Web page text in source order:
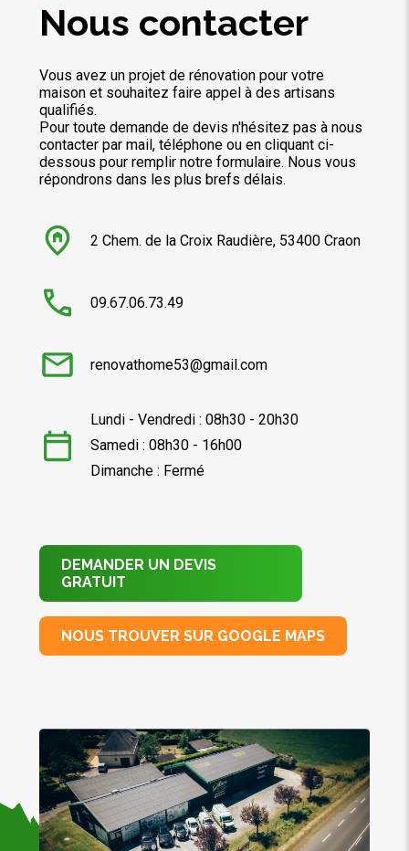
Nous contacter
Vous avez un projet de rénovation pour votre
maison et souhaitez faire appel à des artisans
qualifiés.
Pour toute demande de devis n'hésitez pas à nous
contacter par mail, téléphone ou en cliquant ci-
dessous pour remplir notre formulaire. Nous vous
répondrons dans les plus brefs délais.
2 Chem. de la Croix Raudière, 53400 Craon
09.67.06.73.49
renovathome53@gmail.com
Lundi - Vendredi : 08h30 - 20h30
Samedi : 08h30 - 16h00
Dimanche : Fermé
DEMANDER UN DEVIS
GRATUIT
NOUS TROUVER SUR GOOGLE MAPS